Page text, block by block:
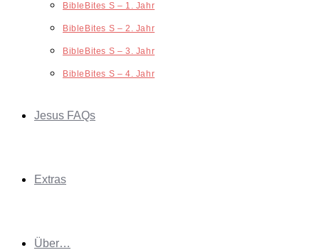
BibleBites S – 1. Jahr
BibleBites S – 2. Jahr
BibleBites S – 3. Jahr
BibleBites S – 4. Jahr
Jesus FAQs
Extras
Über…